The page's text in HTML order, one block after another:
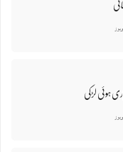
ہوئی لڑکی